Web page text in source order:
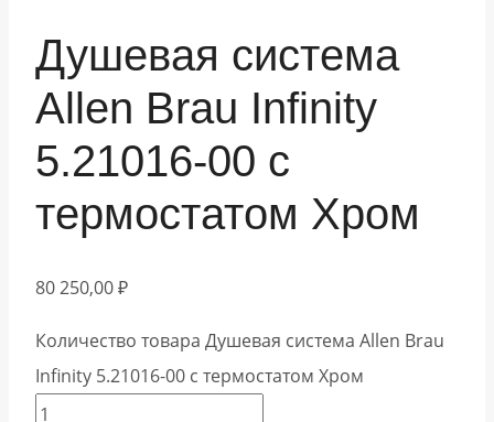
Душевая система
Allen Brau Infinity
5.21016-00 с
термостатом Хром
80 250,00₽
Количество товара Душевая система Allen Brau
Infinity 5.21016-00 с термостатом Хром